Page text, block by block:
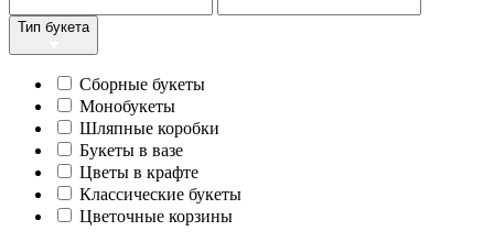
Тип букета
Сборные букеты
Монобукеты
Шляпные коробки
Букеты в вазе
Цветы в крафте
Классические букеты
Цветочные корзины